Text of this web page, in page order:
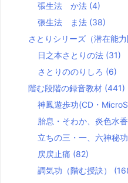
張生法 か法 (4)
張生法 ま法 (38)
さとりシリーズ（潜在能
日之本さとりの法 (31)
さとりののりしろ (6)
階む段階の録音教材 (441)
神鳳遊歩功(CD・
胎息・そわか、炎色水香
立ちの三・一、六神秘
戻戻止痛 (82)
調気功（階む授訣）